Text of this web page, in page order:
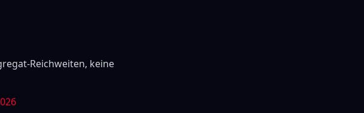
Reichweiten, keine